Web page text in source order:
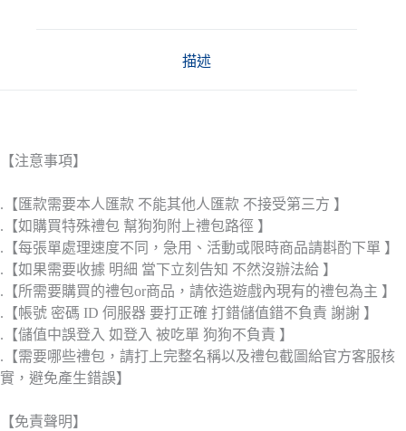
描述
【注意事項】
.【匯款需要本人匯款 不能其他人匯款 不接受第三方 】
.【如購買特殊禮包 幫狗狗附上禮包路徑 】
.【每張單處理速度不同，急用、活動或限時商品請斟酌下單 】
.【如果需要收據 明細 當下立刻告知 不然沒辦法給 】
.【所需要購買的禮包or商品，請依造遊戲內現有的禮包為主 】
.【帳號 密碼 ID 伺服器 要打正確 打錯儲值錯不負責 謝謝 】
.【儲值中誤登入 如登入 被吃單 狗狗不負責 】
.【需要哪些禮包，請打上完整名稱以及禮包截圖給官方客服核
實，避免產生錯誤】
【免責聲明】